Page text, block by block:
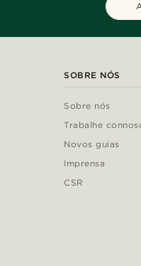
SOBRE NÓS
Sobre nós
Trabalhe
Novos guias
Imprensa
CSR